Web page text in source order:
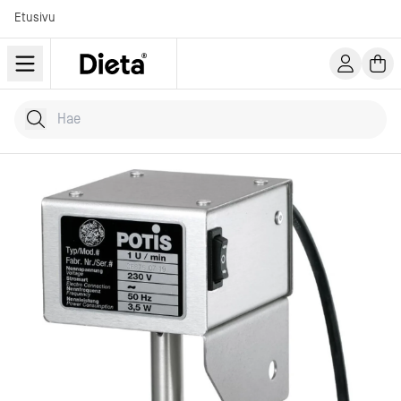
Etusivu
Hae tuotteita
Kirjoita hakusana...